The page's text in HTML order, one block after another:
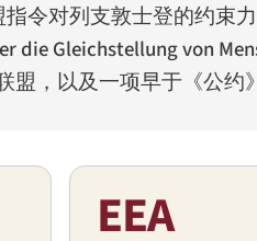
指令对列支敦士登的约
die Gleichstellung von
，以及一项早于《公约
EEA